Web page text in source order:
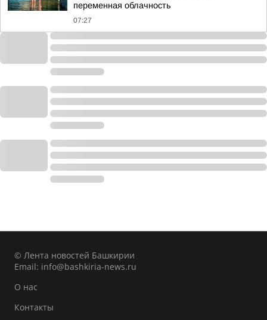
переменная облачность
07:27
© Лента новостей Башкирии
Email: info@bashkiria-news.ru
О нас
Контакты